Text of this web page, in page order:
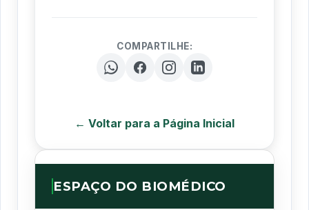
COMPARTILHE:
← Voltar para a Página Inicial
ESPAÇO DO BIOMÉDICO